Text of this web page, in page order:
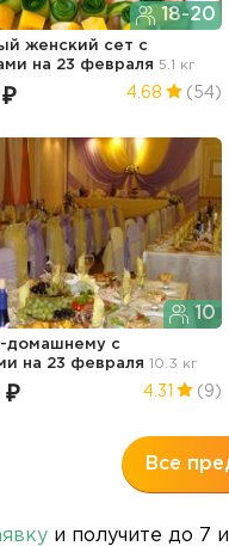
18-20
женский сет с
на 23 февраля 5.1 кг
4.68 (54)
10
домашнему с
на 23 февраля 10.3 кг
₽ 4.31 (9)
Все
и получите до 7